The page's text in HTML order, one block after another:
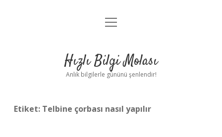
Anasayfa
Yasal Uyarı
menüyü
Hızlı Bilgi Molası
Anlık bilgilerle gününü şenlendir!
Etiket: Telbine çorbası nasıl yapılır